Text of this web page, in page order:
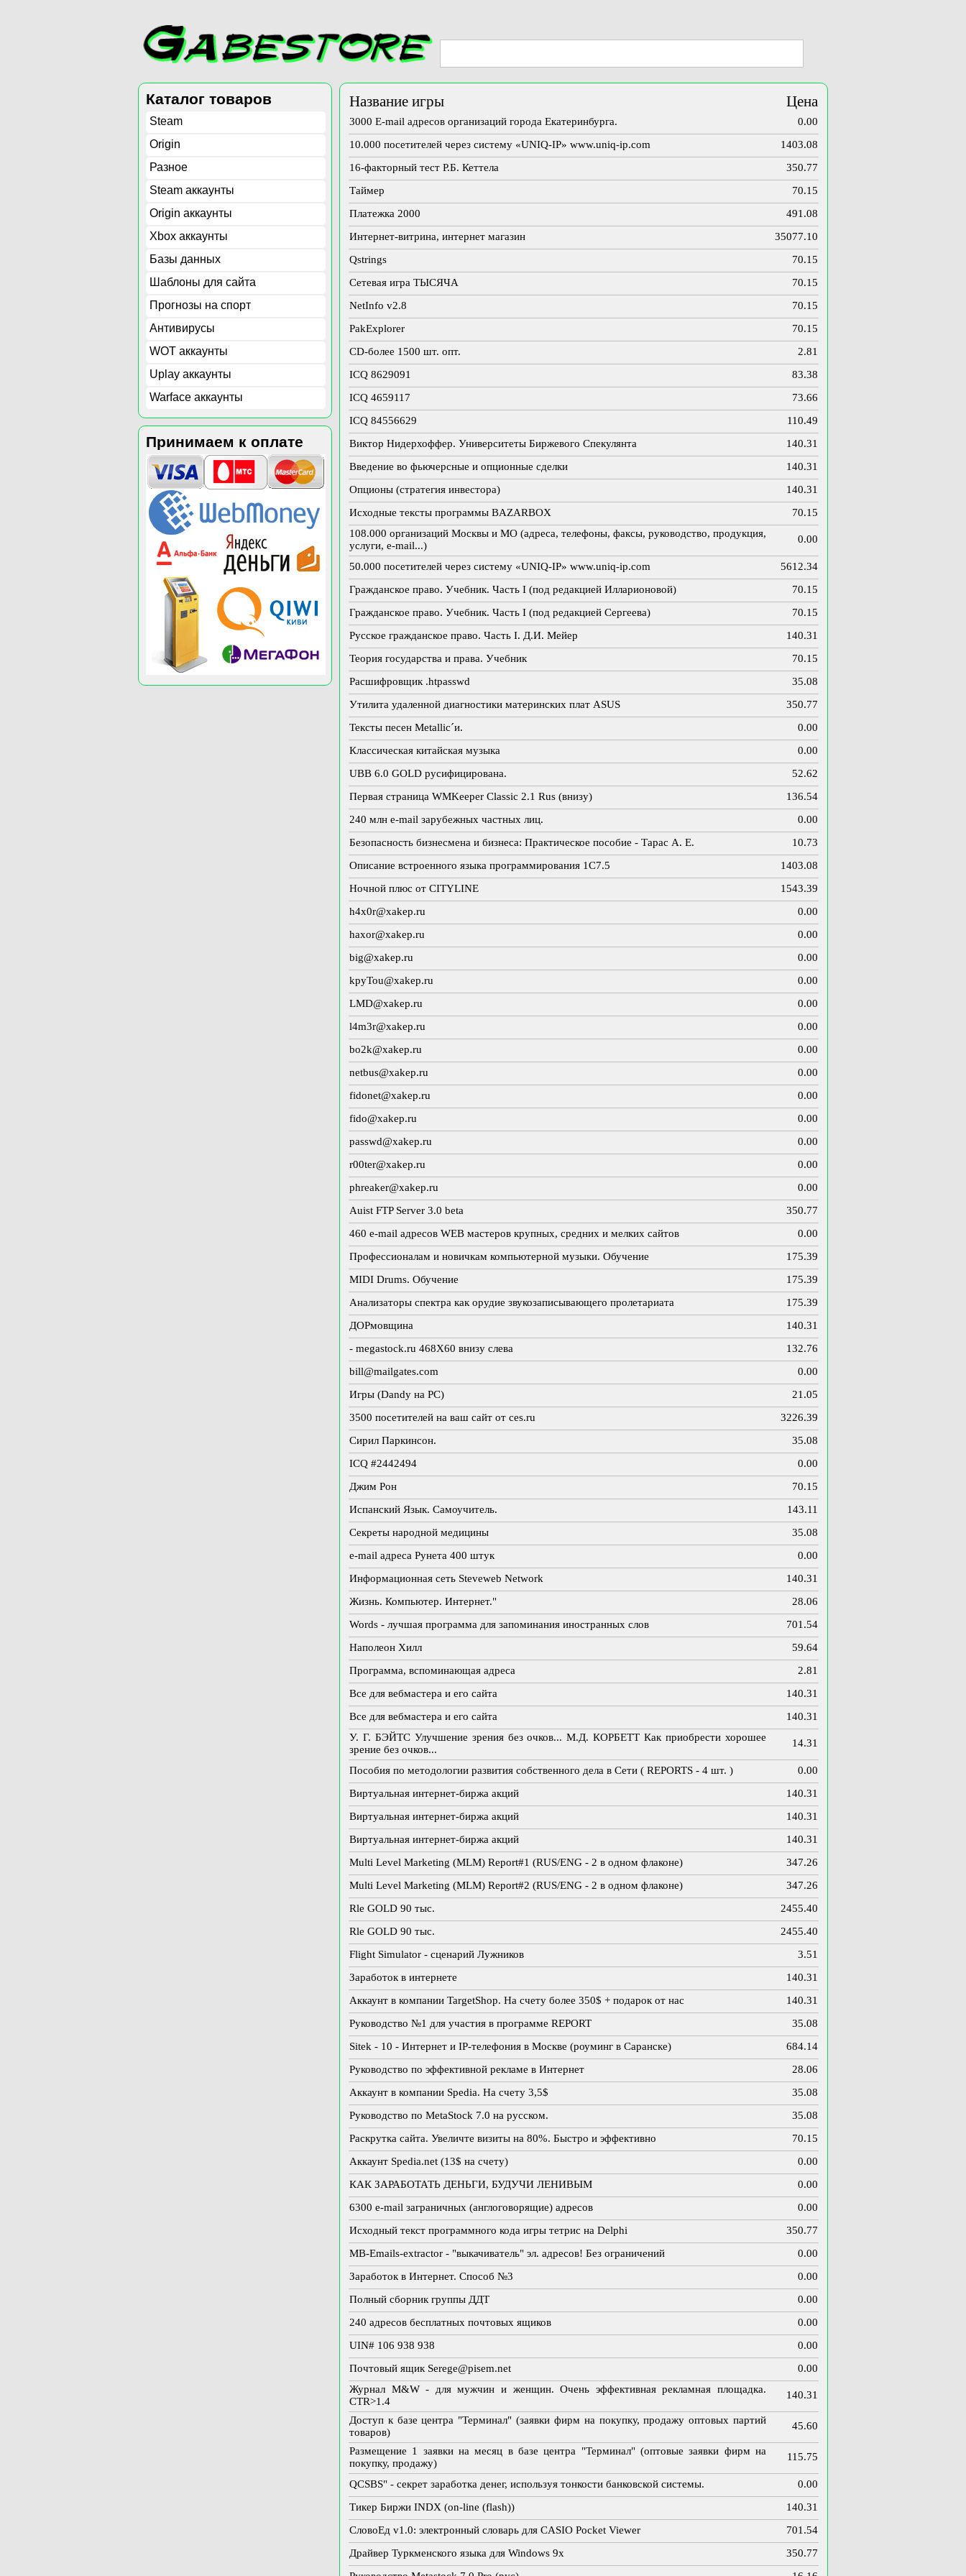
Каталог товаров
Steam
Origin
Разное
Steam аккаунты
Origin аккаунты
Xbox аккаунты
Базы данных
Шаблоны для сайта
Прогнозы на спорт
Антивирусы
WOT аккаунты
Uplay аккаунты
Warface аккаунты
Принимаем к оплате
Название игры Цена
3000 E-mail адресов организаций города Екатеринбурга.
0.00
10.000 посетителей через систему «UNIQ-IP» www.uniq-ip.com
1403.08
16-факторный тест Р.Б. Кеттела
350.77
Таймер
70.15
Платежка 2000
491.08
Интернет-витрина, интернет магазин
35077.10
Qstrings
70.15
Сетевая игра ТЫСЯЧА
70.15
NetInfo v2.8
70.15
PakExplorer
70.15
CD-более 1500 шт. опт.
2.81
ICQ 8629091
83.38
ICQ 4659117
73.66
ICQ 84556629
110.49
Виктор Нидерхоффер. Университеты Биржевого Спекулянта
140.31
Введение во фьючерсные и опционные сделки
140.31
Опционы (стратегия инвестора)
140.31
Исходные тексты программы BAZARBOX
70.15
108.000 организаций Москвы и МО (адреса, телефоны, факсы, руководство, продукция,
услуги, e-mail...)
0.00
50.000 посетителей через систему «UNIQ-IP» www.uniq-ip.com
5612.34
Гражданское право. Учебник. Часть I (под редакцией Илларионовой)
70.15
Гражданское право. Учебник. Часть I (под редакцией Сергеева)
70.15
Русское гражданское право. Часть I. Д.И. Мейер
140.31
Теория государства и права. Учебник
70.15
Расшифровщик .htpasswd
35.08
Утилита удаленной диагностики материнских плат ASUS
350.77
Тексты песен Metallic´и.
0.00
Классическая китайская музыка
0.00
UBB 6.0 GOLD русифицирована.
52.62
Первая страница WMKeeper Classic 2.1 Rus (внизу)
136.54
240 млн e-mail зарубежных частных лиц.
0.00
Безопасность бизнесмена и бизнеса: Практическое пособие - Тарас А. Е.
10.73
Описание встроенного языка программирования 1C7.5
1403.08
Ночной плюс от CITYLINE
1543.39
h4x0r@xakep.ru
0.00
haxor@xakep.ru
0.00
big@xakep.ru
0.00
kpyTou@xakep.ru
0.00
LMD@xakep.ru
0.00
l4m3r@xakep.ru
0.00
bo2k@xakep.ru
0.00
netbus@xakep.ru
0.00
fidonet@xakep.ru
0.00
fido@xakep.ru
0.00
passwd@xakep.ru
0.00
r00ter@xakep.ru
0.00
phreaker@xakep.ru
0.00
Auist FTP Server 3.0 beta
350.77
460 e-mail адресов WEB мастеров крупных, средних и мелких сайтов
0.00
Профессионалам и новичкам компьютерной музыки. Обучение
175.39
MIDI Drums. Обучение
175.39
Анализаторы спектра как орудие звукозаписывающего пролетариата
175.39
ДОРмовщина
140.31
- megastock.ru 468X60 внизу слева
132.76
bill@mailgates.com
0.00
Игры (Dandy на PC)
21.05
3500 посетителей на ваш сайт от ces.ru
3226.39
Сирил Паркинсон.
35.08
ICQ #2442494
0.00
Джим Рон
70.15
Испанский Язык. Самоучитель.
143.11
Секреты народной медицины
35.08
e-mail адреса Рунета 400 штук
0.00
Информационная сеть Steveweb Network
140.31
Жизнь. Компьютер. Интернет."
28.06
Words - лучшая программа для запоминания иностранных слов
701.54
Наполеон Хилл
59.64
Программа, вспоминающая адреса
2.81
Все для вебмастера и его сайта
140.31
Все для вебмастера и его сайта
140.31
У. Г. БЭЙТС Улучшение зрения без очков... М.Д. КОРБЕТТ Как приобрести хорошее
зрение без очков...
14.31
Пособия по методологии развития собственного дела в Сети ( REPORTS - 4 шт. )
0.00
Виртуальная интернет-биржа акций
140.31
Виртуальная интернет-биржа акций
140.31
Виртуальная интернет-биржа акций
140.31
Multi Level Marketing (MLM) Report#1 (RUS/ENG - 2 в одном флаконе)
347.26
Multi Level Marketing (MLM) Report#2 (RUS/ENG - 2 в одном флаконе)
347.26
Rle GOLD 90 тыс.
2455.40
Rle GOLD 90 тыс.
2455.40
Flight Simulator - сценарий Лужников
3.51
Заработок в интернете
140.31
Аккаунт в компании TargetShop. На счету более 350$ + подарок от нас
140.31
Руководство №1 для участия в программе REPORT
35.08
Sitek - 10 - Интернет и IP-телефония в Москве (роуминг в Саранске)
684.14
Руководство по эффективной рекламе в Интернет
28.06
Аккаунт в компании Spedia. На счету 3,5$
35.08
Руководство по MetaStock 7.0 на русском.
35.08
Раскрутка сайта. Увеличте визиты на 80%. Быстро и эффективно
70.15
Аккаунт Spedia.net (13$ на счету)
0.00
КАК ЗАРАБОТАТЬ ДЕНЬГИ, БУДУЧИ ЛЕНИВЫМ
0.00
6300 e-mail заграничных (англоговорящие) адресов
0.00
Исходный текст программного кода игры тетрис на Delphi
350.77
MB-Emails-extractor - "выкачиватель" эл. адресов! Без ограничений
0.00
Заработок в Интернет. Способ №3
0.00
Полный сборник группы ДДТ
0.00
240 адресов бесплатных почтовых ящиков
0.00
UIN# 106 938 938
0.00
Почтовый ящик Serege@pisem.net
0.00
Журнал M&W - для мужчин и женщин. Очень эффективная рекламная площадка.
CTR>1.4
140.31
Доступ к базе центра "Терминал" (заявки фирм на покупку, продажу оптовых партий
товаров)
45.60
Размещение 1 заявки на месяц в базе центра "Терминал" (оптовые заявки фирм на
покупку, продажу)
115.75
QCSBS" - секрет заработка денег, используя тонкости банковской системы.
0.00
Тикер Биржи INDX (on-line (flash))
140.31
СловоЕд v1.0: электронный словарь для CASIO Pocket Viewer
701.54
Драйвер Туркменского языка для Windows 9x
350.77